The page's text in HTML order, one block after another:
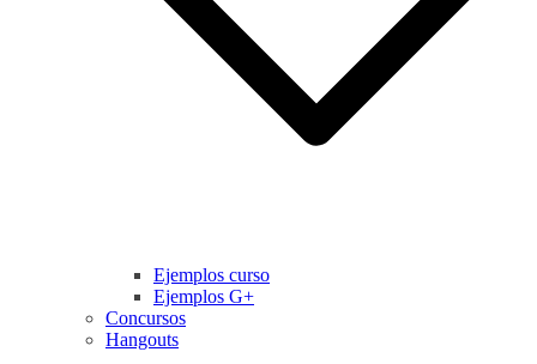
Ejemplos curso
Ejemplos G+
Concursos
Hangouts